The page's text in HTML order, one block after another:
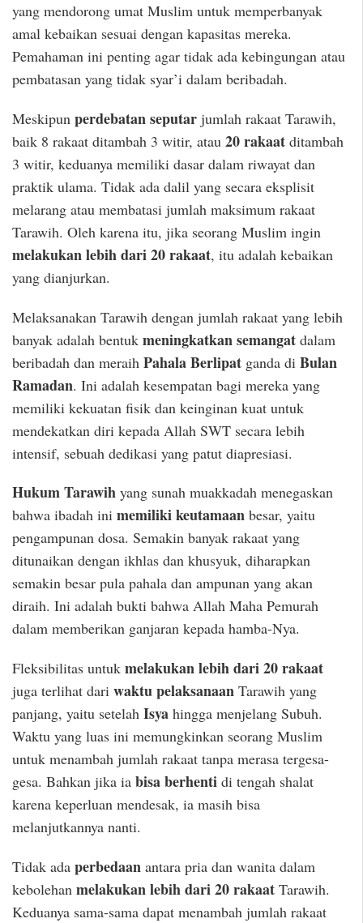
yang mendorong umat Muslim untuk memperbanyak
amal kebaikan sesuai dengan kapasitas mereka.
Pemahaman ini penting agar tidak ada kebingungan atau
pembatasan yang tidak syar’i dalam beribadah.
Meskipun perdebatan seputar jumlah rakaat Tarawih,
baik 8 rakaat ditambah 3 witir, atau 20 rakaat ditambah
3 witir, keduanya memiliki dasar dalam riwayat dan
praktik ulama. Tidak ada dalil yang secara eksplisit
melarang atau membatasi jumlah maksimum rakaat
Tarawih. Oleh karena itu, jika seorang Muslim ingin
melakukan lebih dari 20 rakaat, itu adalah kebaikan
yang dianjurkan.
Melaksanakan Tarawih dengan jumlah rakaat yang lebih
banyak adalah bentuk meningkatkan semangat dalam
beribadah dan meraih Pahala Berlipat ganda di Bulan
Ramadan. Ini adalah kesempatan bagi mereka yang
memiliki kekuatan fisik dan keinginan kuat untuk
mendekatkan diri kepada Allah SWT secara lebih
intensif, sebuah dedikasi yang patut diapresiasi.
Hukum Tarawih yang sunah muakkadah menegaskan
bahwa ibadah ini memiliki keutamaan besar, yaitu
pengampunan dosa. Semakin banyak rakaat yang
ditunaikan dengan ikhlas dan khusyuk, diharapkan
semakin besar pula pahala dan ampunan yang akan
diraih. Ini adalah bukti bahwa Allah Maha Pemurah
dalam memberikan ganjaran kepada hamba-Nya.
Fleksibilitas untuk melakukan lebih dari 20 rakaat
juga terlihat dari waktu pelaksanaan Tarawih yang
panjang, yaitu setelah Isya hingga menjelang Subuh.
Waktu yang luas ini memungkinkan seorang Muslim
untuk menambah jumlah rakaat tanpa merasa tergesa-
gesa. Bahkan jika ia bisa berhenti di tengah shalat
karena keperluan mendesak, ia masih bisa
melanjutkannya nanti.
Tidak ada perbedaan antara pria dan wanita dalam
kebolehan melakukan lebih dari 20 rakaat Tarawih.
Keduanya sama-sama dapat menambah jumlah rakaat